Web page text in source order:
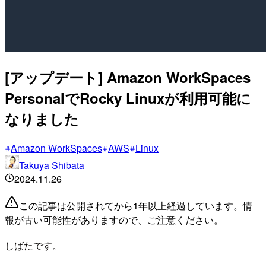
[アップデート] Amazon WorkSpaces
PersonalでRocky Linuxが利用可能に
なりました
Amazon WorkSpaces AWS Linux
Takuya Shibata
2024.11.26
この記事は公開されてから1年以上経過しています。情
報が古い可能性がありますので、ご注意ください。
しばたです。